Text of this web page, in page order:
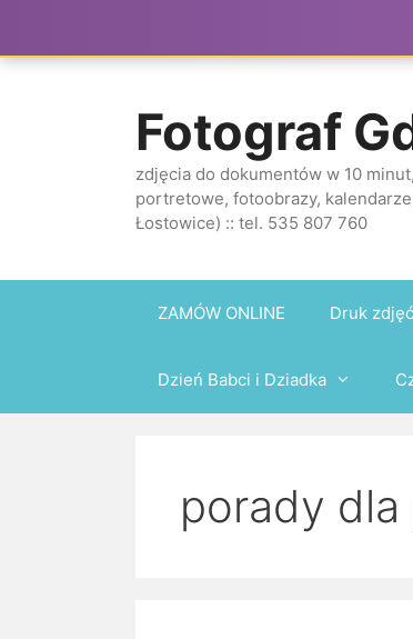
treści
Fotograf
zdjęcia do dokumentów w 10
portretowe, fotoobrazy,
Łostowice) :: tel. 535 807 760
ZAMÓW ONLINE Druk zdjęć
Dzień Babci i Dziadka
porady